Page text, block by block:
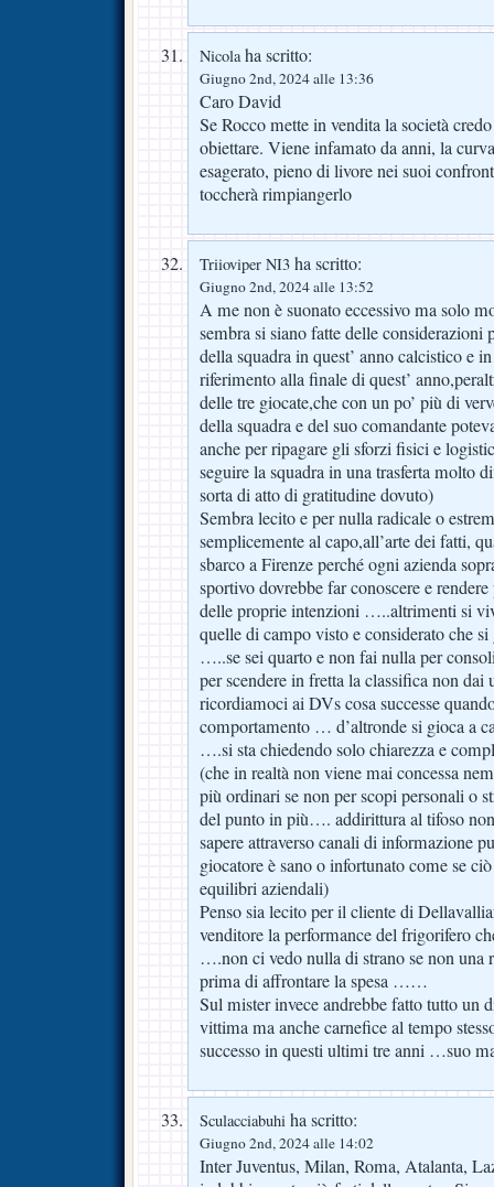
Nicolaha scritto:
Giugno 2nd, 2024 alle 13:36
Caro David
Se Rocco mette in vendita la società
obiettare. Viene infamato da anni, la
esagerato, pieno di livore nei suoi
toccherà rimpiangerlo
Triioviper NI3 ha scritto:
Giugno 2nd, 2024 alle 13:52
A me non è suonato eccessivo ma solo
sembra si siano fatte delle considerazioni
della squadra in quest’ anno calcistico e
riferimento alla finale di quest’
delle tre giocate,che con un po’ più di
della squadra e del suo comandante
anche per ripagare gli sforzi fisici e
seguire la squadra in una trasferta molto
sorta di atto di gratitudine dovuto)
Sembra lecito e per nulla radicale o
semplicemente al capo,all’arte dei fatti,
sbarco a Firenze perché ogni azienda
sportivo dovrebbe far conoscere e
delle proprie intenzioni …..altrimenti si
quelle di campo visto e considerato che
…..se sei quarto e non fai nulla per
per scendere in fretta la classifica non dai
ricordiamoci ai DVs cosa successe
comportamento … d’altronde si gioca a
….si sta chiedendo solo chiarezza e
(che in realtà non viene mai concessa
più ordinari se non per scopi personali o
del punto in più…. addirittura al tifoso
sapere attraverso canali di informazione
giocatore è sano o infortunato come se
equilibri aziendali)
Penso sia lecito per il cliente di
venditore la performance del frigorifero
….non ci vedo nulla di strano se non una
prima di affrontare la spesa ……
Sul mister invece andrebbe fatto tutto un
vittima ma anche carnefice al tempo
successo in questi ultimi tre anni …suo
Sculacciabuhi ha scritto:
Giugno 2nd, 2024 alle 14:02
Inter Juventus, Milan, Roma, Atalanta,